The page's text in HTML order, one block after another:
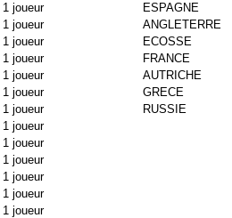
1 joueur
1 joueur
1 joueur
1 joueur
1 joueur
1 joueur
1 joueur
1 joueur
1 joueur
1 joueur
1 joueur
1 joueur
1 joueur
ESPAGNE
ANGLETERRE
ECOSSE
FRANCE
AUTRICHE
GRECE
RUSSIE